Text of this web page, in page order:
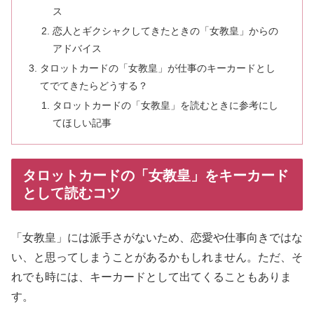
ス
恋人とギクシャクしてきたときの「女教皇」からの
アドバイス
タロットカードの「女教皇」が仕事のキーカードとし
てでてきたらどうする？
タロットカードの「女教皇」を読むときに参考にし
てほしい記事
タロットカードの「女教皇」をキーカード
として読むコツ
「女教皇」には派手さがないため、恋愛や仕事向きではな
い、と思ってしまうことがあるかもしれません。ただ、そ
れでも時には、キーカードとして出てくることもありま
す。